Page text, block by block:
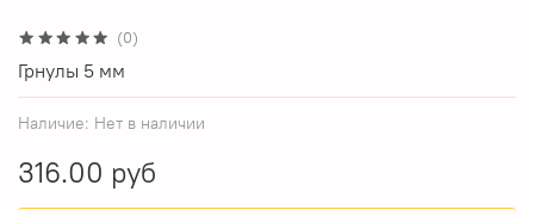
(0)
Наличие: Нет в наличии
316.00 руб
Грнулы 5 мм